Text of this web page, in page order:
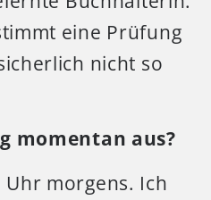
eine Prüfung
nicht so
momentan aus?
Uhr morgens. Ich